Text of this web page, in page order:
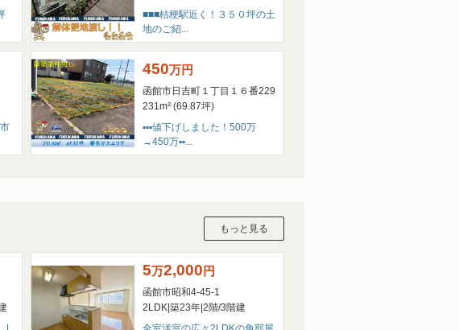
り、誠にありがとうござます。
年始休業日を下記のとおりとさせていただきます。
日(土)～２０２６年１月４日(日)まで
てを賜り厚く御礼申し上げます。
ざいますが、弊社では以下の期間を
きます。
、何卒よろしくお願い申し上げます。
■■■桔梗駅近く！３５０坪の土
地のご紹...
450万円
函館市日吉町１丁目１６番229
231m² (69.87坪)
▪▪▪値下げしました！500万
→450万▪▪...
もっと見る
5万2,000 円
函館市昭和4-45-1
2LDK 築23年 2階/3階建